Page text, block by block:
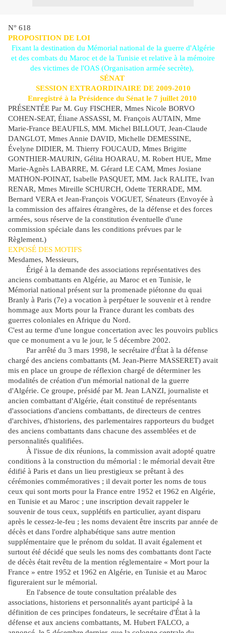
N° 618
PROPOSITION DE LOI
Fixant la destination du Mémorial national de la guerre d'Algérie
et des combats du Maroc et de la Tunisie et relative à la mémoire
des victimes de l'OAS (Organisation armée secrète),
SÉNAT
SESSION EXTRAORDINAIRE DE 2009-2010
Enregistré à la Présidence du Sénat le 7 juillet 2010
PRÉSENTÉE Par M. Guy FISCHER, Mmes Nicole BORVO
COHEN-SEAT, Éliane ASSASSI, M. François AUTAIN, Mme
Marie-France BEAUFILS, MM. Michel BILLOUT, Jean-Claude
DANGLOT, Mmes Annie DAVID, Michelle DEMESSINE,
Évelyne DIDIER, M. Thierry FOUCAUD, Mmes Brigitte
GONTHIER-MAURIN, Gélita HOARAU, M. Robert HUE, Mme
Marie-Agnès LABARRE, M. Gérard LE CAM, Mmes Josiane
MATHON-POINAT, Isabelle PASQUET, MM. Jack RALITE, Ivan
RENAR, Mmes Mireille SCHURCH, Odette TERRADE, MM.
Bernard VERA et Jean-François VOGUET, Sénateurs (Envoyée à
la commission des affaires étrangères, de la défense et des forces
armées, sous réserve de la constitution éventuelle d'une
commission spéciale dans les conditions prévues par le
Règlement.)
EXPOSÉ DES MOTIFS
Mesdames, Messieurs,
Érigé à la demande des associations représentatives des
anciens combattants en Algérie, au Maroc et en Tunisie, le
Mémorial national présent sur la promenade piétonne du quai
Branly à Paris (7e) a vocation à perpétuer le souvenir et à rendre
hommage aux Morts pour la France durant les combats des
guerres coloniales en Afrique du Nord.
C'est au terme d'une longue concertation avec les pouvoirs publics
que ce monument a vu le jour, le 5 décembre 2002.
Par arrêté du 3 mars 1998, le secrétaire d'État à la défense
chargé des anciens combattants (M. Jean-Pierre MASSERET) avait
mis en place un groupe de réflexion chargé de déterminer les
modalités de création d'un mémorial national de la guerre
d'Algérie. Ce groupe, présidé par M. Jean LANZI, journaliste et
ancien combattant d'Algérie, était constitué de représentants
d'associations d'anciens combattants, de directeurs de centres
d'archives, d'historiens, des parlementaires rapporteurs du budget
des anciens combattants dans chacune des assemblées et de
personnalités qualifiées.
À l'issue de dix réunions, la commission avait adopté quatre
conditions à la construction du mémorial : le mémorial devait être
édifié à Paris et dans un lieu prestigieux se prêtant à des
cérémonies commémoratives ; il devait porter les noms de tous
ceux qui sont morts pour la France entre 1952 et 1962 en Algérie,
en Tunisie et au Maroc ; une inscription devait rappeler le
souvenir de tous ceux, supplétifs en particulier, ayant disparu
après le cessez-le-feu ; les noms devaient être inscrits par année de
décès et dans l'ordre alphabétique sans autre mention
supplémentaire que le prénom du soldat. Il avait également et
surtout été décidé que seuls les noms des combattants dont l'acte
de décès était revêtu de la mention réglementaire « Mort pour la
France » entre 1952 et 1962 en Algérie, en Tunisie et au Maroc
figureraient sur le mémorial.
En l'absence de toute consultation préalable des
associations, historiens et personnalités ayant participé à la
définition de ces principes fondateurs, le secrétaire d'État à la
défense et aux anciens combattants, M. Hubert FALCO, a